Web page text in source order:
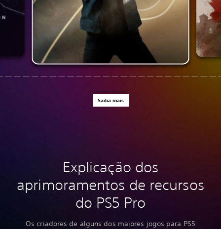
Saiba mais
Explicação dos
aprimoramentos de recursos
do PS5 Pro
Os criadores de alguns dos maiores jogos para PS5